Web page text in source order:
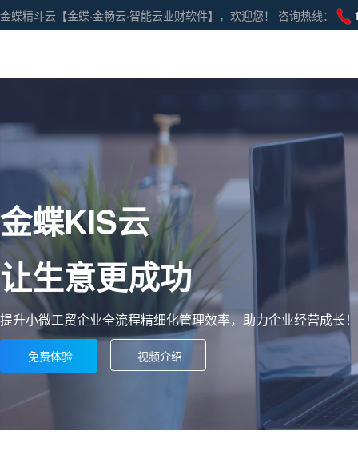
金蝶精斗云【金蝶·金畅云·智能云业财软件】，欢迎您！ 咨询热线：
金蝶KIS云
让生意更成功
提升小微工贸企业全流程精细化管理效率，助力企业经营成长！
免费体验 视频介绍